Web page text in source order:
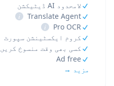
لامحدود AI ڈیٹیکشن
Translate Agent
i
Pro OCR
i
کروم ایکسٹینشن سپورٹ
کسی بھی وقت منسوخ کریں
Ad free
مزید →